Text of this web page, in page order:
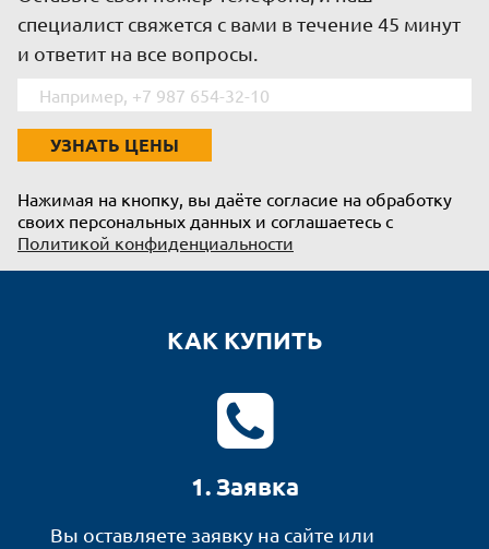
специалист свяжется c вами в течение 45 минут
и ответит на все вопросы.
УЗНАТЬ ЦЕНЫ
Нажимая на кнопку, вы даёте согласие на обработку
своих персональных данных и соглашаетесь с
Политикой конфиденциальности
КАК КУПИТЬ
1. Заявка
Вы оставляете заявку на сайте или